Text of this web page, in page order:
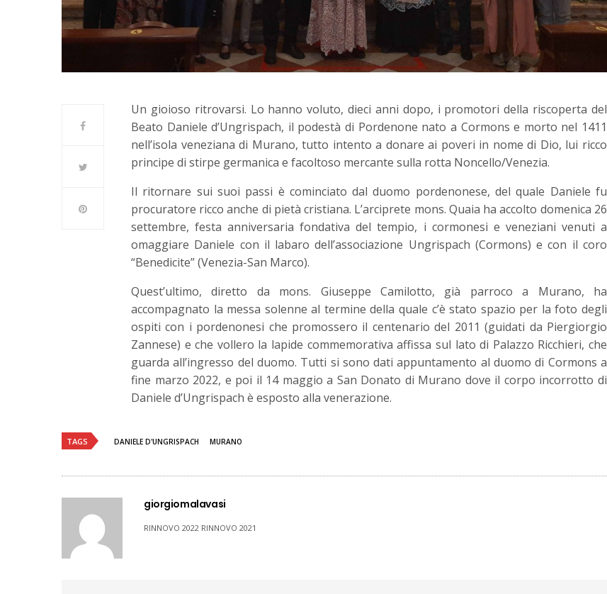
Un gioioso ritrovarsi. Lo hanno voluto, dieci anni dopo, i promotori della riscoperta del
Beato Daniele d’Ungrispach, il podestà di Pordenone nato a Cormons e morto nel 1411
nell’isola veneziana di Murano, tutto intento a donare ai poveri in nome di Dio, lui ricco
principe di stirpe germanica e facoltoso mercante sulla rotta Noncello/Venezia.
Il ritornare sui suoi passi è cominciato dal duomo pordenonese, del quale Daniele fu
procuratore ricco anche di pietà cristiana. L’arciprete mons. Quaia ha accolto domenica 26
settembre, festa anniversaria fondativa del tempio, i cormonesi e veneziani venuti a
omaggiare Daniele con il labaro dell’associazione Ungrispach (Cormons) e con il coro
“Benedicite” (Venezia-San Marco).
Quest’ultimo, diretto da mons. Giuseppe Camilotto, già parroco a Murano, ha
accompagnato la messa solenne al termine della quale c’è stato spazio per la foto degli
ospiti con i pordenonesi che promossero il centenario del 2011 (guidati da Piergiorgio
Zannese) e che vollero la lapide commemorativa affissa sul lato di Palazzo Ricchieri, che
guarda all’ingresso del duomo. Tutti si sono dati appuntamento al duomo di Cormons a
fine marzo 2022, e poi il 14 maggio a San Donato di Murano dove il corpo incorrotto di
Daniele d’Ungrispach è esposto alla venerazione.
TAGS DANIELE D'UNGRISPACH MURANO
giorgiomalavasi
RINNOVO 2022 RINNOVO 2021